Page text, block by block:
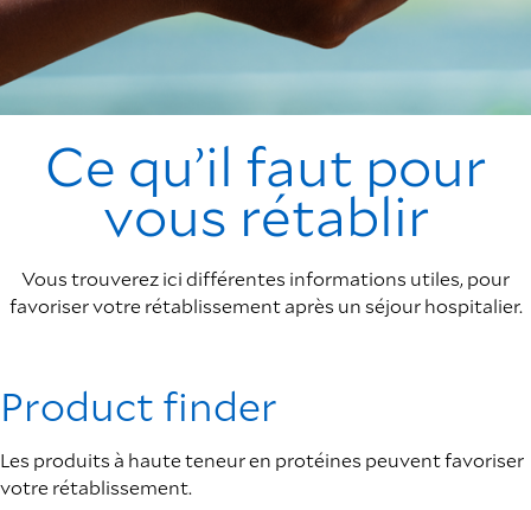
Ce qu’il faut pour
vous rétablir
Vous trouverez ici différentes informations utiles, pour
favoriser votre rétablissement après un séjour hospitalier.
Product finder
Les produits à haute teneur en protéines peuvent favoriser
votre rétablissement.